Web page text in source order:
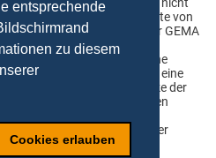
entsprechende
zu diesem
Cookies erlauben
so lautete der Titel der Keynote von
Kollmann für die Sitzung der GEMA
Die Gesellschaft für
und mechanische
(GEMA) ist weltweit eine
für Werke der
er auch auf die besonderen
Tag die Akademie Deutscher
versammelt hatte.